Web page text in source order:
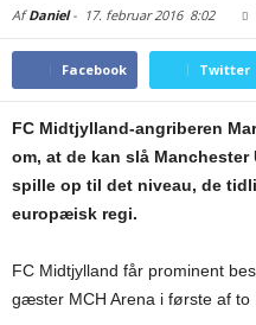
AfDaniel- 17. februar 20168:02
Facebook Twitter
FC Midtjylland-angriberen
om, at de kan slå
spille op til det niveau, de
europæisk regi.
FC Midtjylland får prominent
gæster MCH Arena i første af to